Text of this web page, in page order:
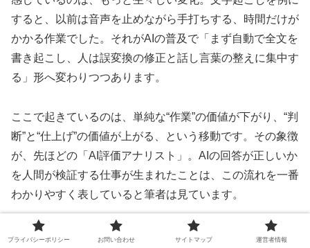
すると、以前は音声を止めながら手打ちする、時間だけが
かかる作業でした。それがAIの普及で「まず自動で全文を
書き起こし、人は誤変換の修正と話し言葉の整えに集中す
る」形へ変わりつつあります。
ここで起きているのは、単純な“作業”の価値が下がり、“判
断”と“仕上げ”の価値が上がる、という移動です。その象徴
が、先ほどの「AI評価アナリスト」。AIの回答が正しいか
を人間が検証する仕事が生まれたことは、この流れを一番
わかりやすく表していると筆者は見ています。
だからこそ、初心者がまずデータ入力やアンケートで「稼
プライバシーポリシー お問い合わせ サイトマップ 運営者情報